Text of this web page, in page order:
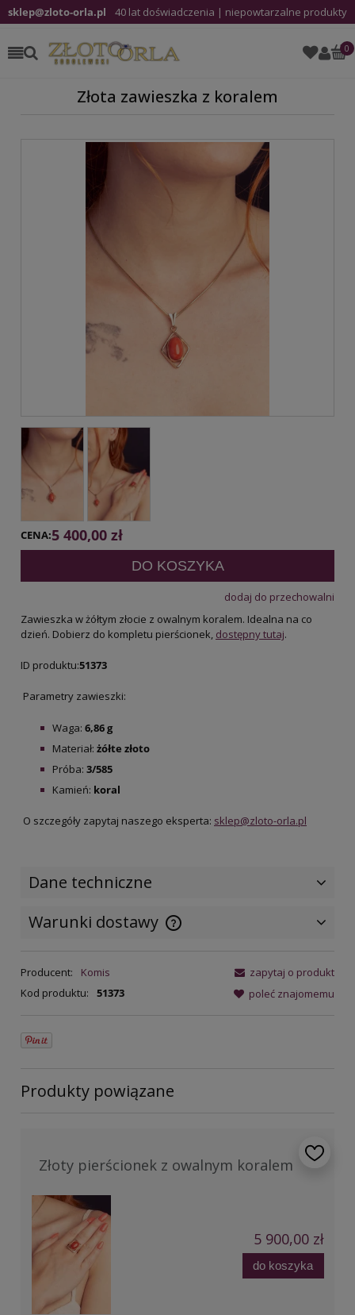
sklep@zloto-orla.pl 40 lat doświadczenia | niepowtarzalne produkty
Złota zawieszka z koralem
CENA:5 400,00 zł
DO KOSZYKA
dodaj do przechowalni
Zawieszka w żółtym złocie z owalnym koralem. Idealna na co
dzień. Dobierz do kompletu pierścionek, dostępny tutaj.
ID produktu:51373
Parametry zawieszki:
Waga: 6,86 g
Materiał: żółte złoto
Próba: 3/585
Kamień: koral
O szczegóły zapytaj naszego eksperta: sklep@zloto-orla.pl
Dane techniczne
Warunki dostawy
Producent:
Komis
Kod produktu:
51373
zapytaj o produkt
poleć znajomemu
Produkty powiązane
Złoty pierścionek z owalnym koralem
5 900,00 zł
do koszyka